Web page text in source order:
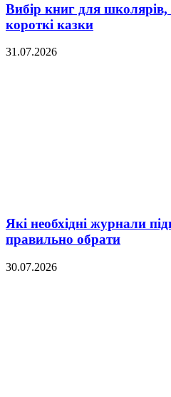
Вибір книг для школярів,
короткі казки
31.07.2026
Які необхідні журнали
правильно обрати
30.07.2026